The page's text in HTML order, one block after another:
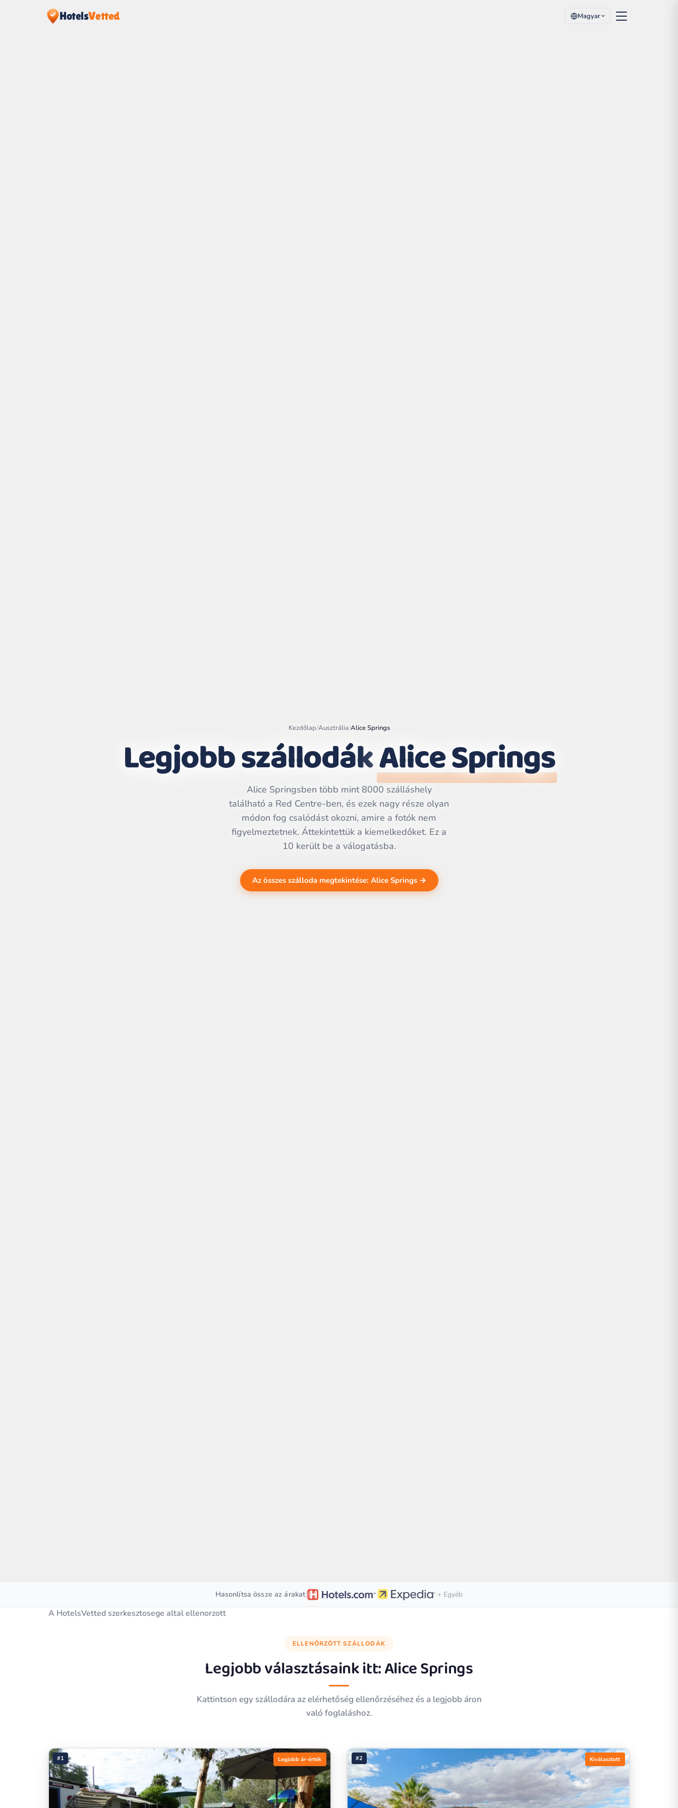
HotelsVetted Magyar
CARTO
Kezdőlap/Ausztrália/Alice Springs
Legjobb szállodákAlice Springs
Alice Springsben több mint 8000 szálláshely
található a Red Centre-ben, és ezek nagy része olyan
módon fog csalódást okozni, amire a fotók nem
figyelmeztetnek. Áttekintettük a kiemelkedőket. Ez a
10 került be a válogatásba.
Az összes szálloda megtekintése: Alice Springs →
Hasonlítsa össze az árakat| · ·+ Egyéb
A HotelsVetted szerkesztosege altal ellenorzott
ELLENŐRZÖTT SZÁLLODÁK
Legjobb választásaink itt:Alice Springs
Kattintson egy szállodára az elérhetőség ellenőrzéséhez és a legjobb áron
való foglaláshoz.
#1 Legjobb ár-érték #2 Kiválasztott